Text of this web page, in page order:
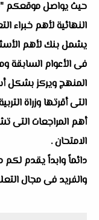
حيث يواصل موقعكم "
النهائية لأهم خبراء
يشمل بنك لأهم
فى الأعوام السابقة
المنهج ويركز بشكل
التى أقرتها وزراة
أهم المراجعات التى
الامتحان .
دائماً وابداً يقدم
والفريد فى مجال